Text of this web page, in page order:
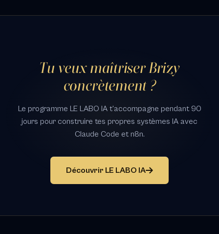
Tu veux maîtriser Brizy
concrètement ?
Le programme LE LABO IA t'accompagne pendant 90
jours pour construire tes propres systèmes IA avec
Claude Code et n8n.
Découvrir LE LABO IA